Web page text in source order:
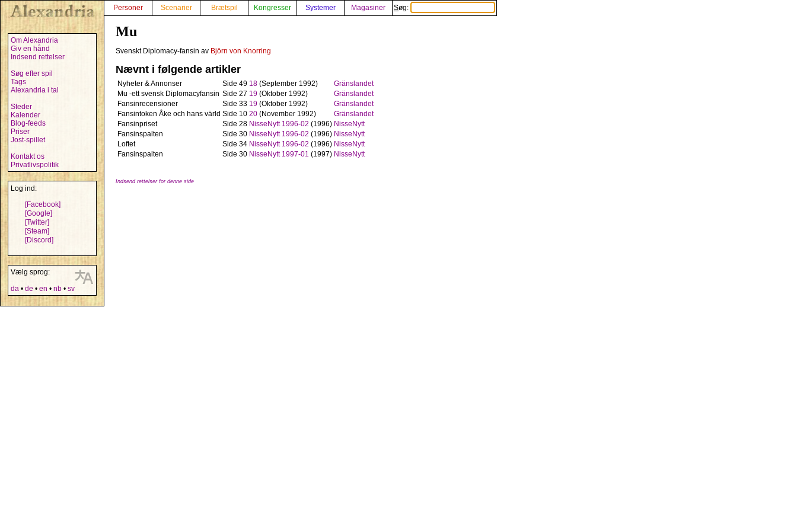
Om Alexandria
Giv en hånd
Indsend rettelser
Søg efter spil
Tags
Alexandria i tal
Steder
Kalender
Blog-feeds
Priser
Jost-spillet
Kontakt os
Privatlivspolitik
Log ind:
[Facebook]
[Google]
[Twitter]
[Steam]
[Discord]
Vælg sprog:
da • de • en • nb • sv
Personer Scenarier Brætspil Kongresser Systemer Magasiner Søg:
Mu
Svenskt Diplomacy-fansin av Björn von Knorring
Nævnt i følgende artikler
Nyheter & Annonser Side 49 18 (September 1992)
Gränslandet
Mu -ett svensk Diplomacyfansin Side 27 19 (Oktober 1992)
Gränslandet
Fansinrecensioner
Side 33 19 (Oktober 1992)
Gränslandet
Fansintoken Åke och hans värld Side 10 20 (November 1992)
Gränslandet
Fansinpriset
Side 28 NisseNytt 1996-02 (1996) NisseNytt
Fansinspalten
Side 30 NisseNytt 1996-02 (1996) NisseNytt
Loftet
Side 34 NisseNytt 1996-02 (1996) NisseNytt
Fansinspalten
Side 30 NisseNytt 1997-01 (1997) NisseNytt
Indsend rettelser for denne side